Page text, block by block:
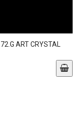
ART CRYSTAL